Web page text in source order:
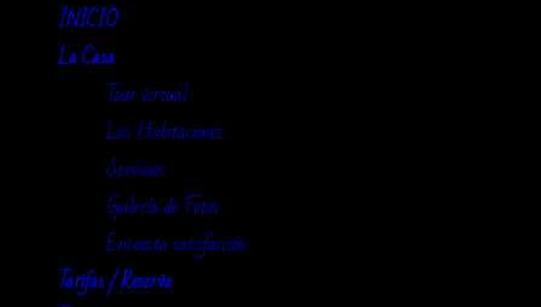
INICIO
La Casa
Tour virtual
Las Habitaciones
Servicios
Galería de Fotos
Encuesta satisfacción
Tarifas / Reserva